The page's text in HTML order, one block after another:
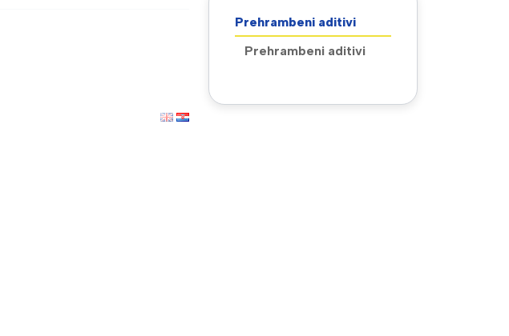
Prehrambeni aditivi
Prehrambeni aditivi